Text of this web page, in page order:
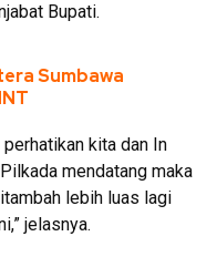
Bupati.
Sumbawa
kita dan In
mendatang maka
lebih luas lagi
jelasnya.